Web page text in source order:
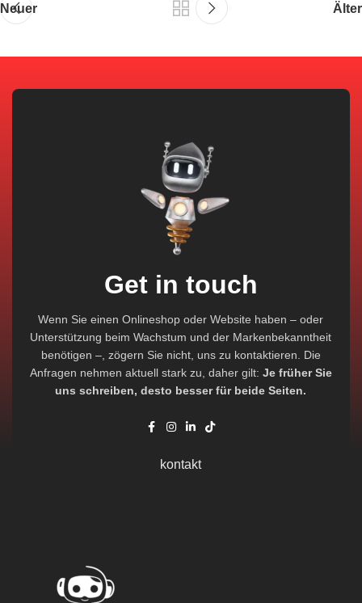
Neuer Älter
Get in touch
Wenn Sie einen Onlineshop oder Website haben – oder
Unterstützung beim Wachstum und der Markenbekanntheit
benötigen –, zögern Sie nicht, uns zu kontaktieren. Die
Anfragen nehmen aktuell stark zu, daher gilt: Je früher Sie
uns schreiben, desto besser für beide Seiten.
kontakt